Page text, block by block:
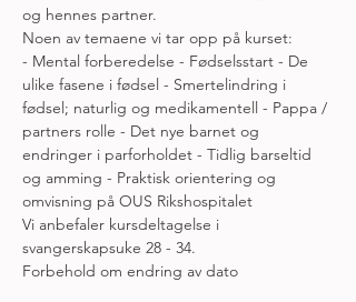
og hennes partner.
Noen av temaene vi tar opp på kurset:
- Mental forberedelse - Fødselsstart - De
ulike fasene i fødsel - Smertelindring i
fødsel; naturlig og medikamentell - Pappa /
partners rolle - Det nye barnet og
endringer i parforholdet - Tidlig barseltid
og amming - Praktisk orientering og
omvisning på OUS Rikshospitalet
Vi anbefaler kursdeltagelse i
svangerskapsuke 28 - 34.
Forbehold om endring av dato